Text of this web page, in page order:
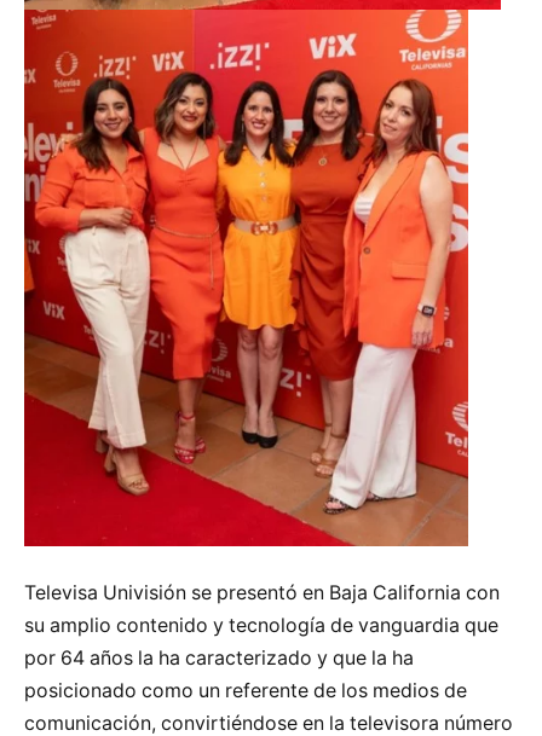
Televisa Univisión se presentó en Baja California con
su amplio contenido y tecnología de vanguardia que
por 64 años la ha caracterizado y que la ha
posicionado como un referente de los medios de
comunicación, convirtiéndose en la televisora número